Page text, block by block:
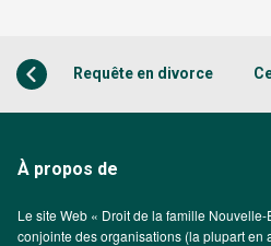
Requête en divorce
À propos de
Le site Web « Droit de la famille
conjointe des organisations (la plupart en